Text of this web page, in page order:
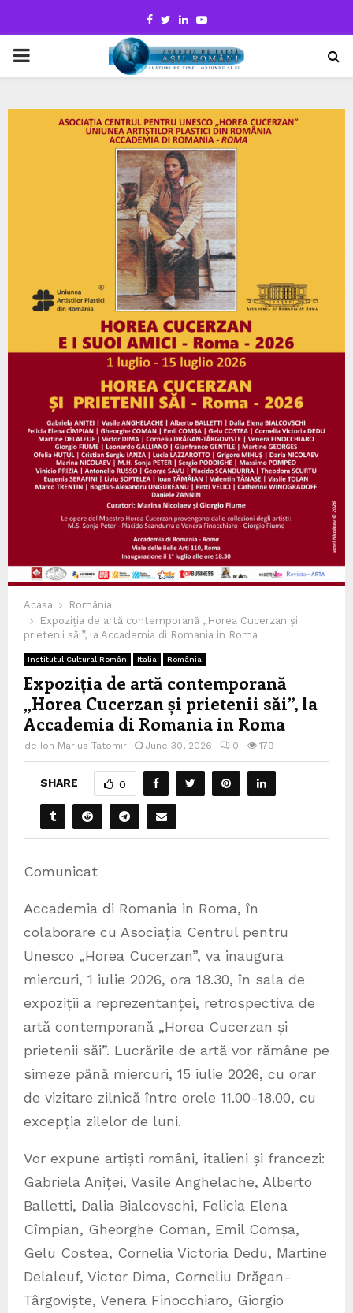
Facebook
TwitterLinkedinYoutube
PRIMARY
Acasa
România
Expoziția de artă contemporană „Horea Cucerzan și
prietenii săi”, la Accademia di Romania in Roma
Institutul Cultural Român Italia România
Expoziția de artă contemporană
„Horea Cucerzan și prietenii săi”, la
Accademia di Romania in Roma
de Ion Marius Tatomir June 30, 2026 0 179
SHARE 0
Comunicat
Accademia di Romania in Roma, în
colaborare cu Asociația Centrul pentru
Unesco „Horea Cucerzan”, va inaugura
miercuri, 1 iulie 2026, ora 18.30, în sala de
expoziții a reprezentanței, retrospectiva de
artă contemporană „Horea Cucerzan și
prietenii săi”. Lucrările de artă vor rămâne pe
simeze până miercuri, 15 iulie 2026, cu orar
de vizitare zilnică între orele 11.00-18.00, cu
excepția zilelor de luni.
Vor expune artiști români, italieni și francezi:
Gabriela Aniței, Vasile Anghelache, Alberto
Balletti, Dalia Bialcovschi, Felicia Elena
Cîmpian, Gheorghe Coman, Emil Comșa,
Gelu Costea, Cornelia Victoria Dedu, Martine
Delaleuf, Victor Dima, Corneliu Drăgan-
Târgoviște, Venera Finocchiaro, Giorgio